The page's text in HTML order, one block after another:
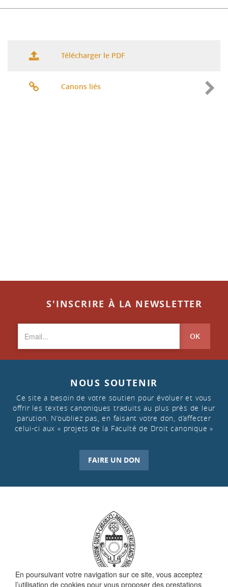
En poursuivant votre navigation sur ce site, vous acceptez
l’utilisation de cookies pour vous proposer des prestations
Télécharger le PDF
Canons liés
S'INSCRIRE À LA NEWSLETTER
OK
NOUS SOUTENIR
Ce site a besoin de votre soutien pour évoluer et vous
offrir les textes canoniques traduits au plus près de leur
parution. N’oubliez pas, en faisant votre don, d’affecter
celui-ci aux « projets de la Faculté de Droit canonique »
FAIRE UN DON